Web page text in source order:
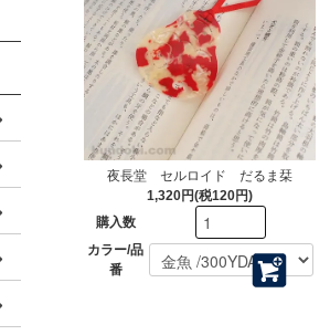
夜長堂 セルロイド だるま栞
1,320円(税120円)
購入数
カラー/品
番